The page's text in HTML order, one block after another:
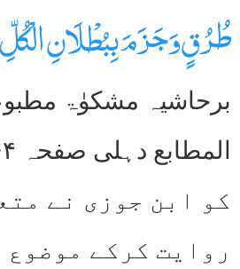
طُرُقٍ وَجَزَمَ بِبُطْلَانِ
برحاشیہ مشکوٰۃ
کو ابن جوزی نے
روایت کرکے